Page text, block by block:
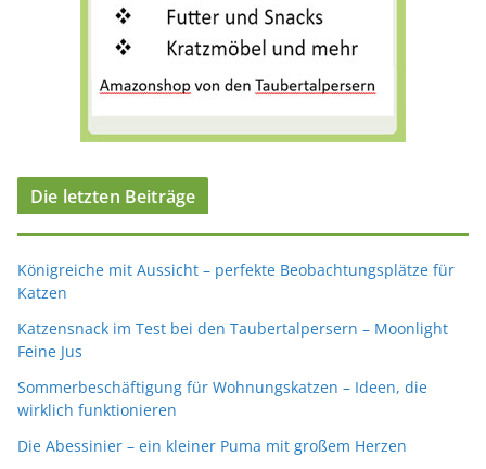
Die letzten Beiträge
Königreiche mit Aussicht – perfekte Beobachtungsplätze für
Katzen
Katzensnack im Test bei den Taubertalpersern – Moonlight
Feine Jus
Sommerbeschäftigung für Wohnungskatzen – Ideen, die
wirklich funktionieren
Die Abessinier – ein kleiner Puma mit großem Herzen